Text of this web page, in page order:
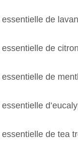
essentielle de
essentielle de
essentielle de
essentielle
essentielle de tea